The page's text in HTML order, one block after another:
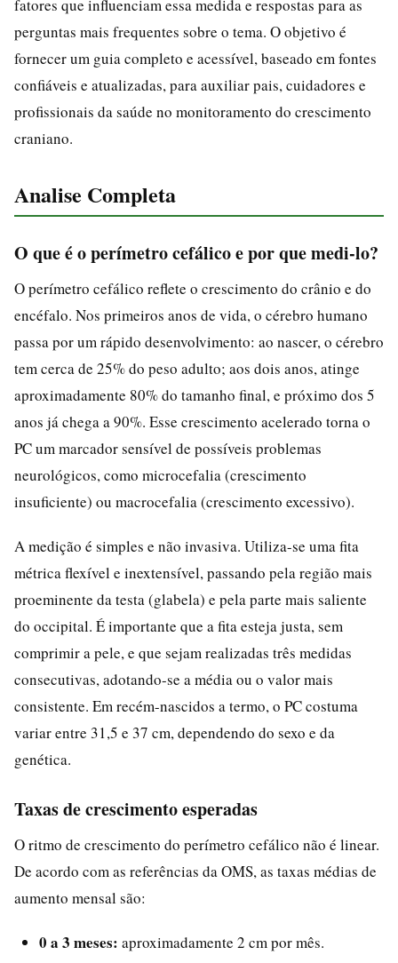
fatores que influenciam essa medida e respostas para as
perguntas mais frequentes sobre o tema. O objetivo é
fornecer um guia completo e acessível, baseado em fontes
confiáveis e atualizadas, para auxiliar pais, cuidadores e
profissionais da saúde no monitoramento do crescimento
craniano.
Analise Completa
O que é o perímetro cefálico e por que medi-lo?
O perímetro cefálico reflete o crescimento do crânio e do
encéfalo. Nos primeiros anos de vida, o cérebro humano
passa por um rápido desenvolvimento: ao nascer, o cérebro
tem cerca de 25% do peso adulto; aos dois anos, atinge
aproximadamente 80% do tamanho final, e próximo dos 5
anos já chega a 90%. Esse crescimento acelerado torna o
PC um marcador sensível de possíveis problemas
neurológicos, como microcefalia (crescimento
insuficiente) ou macrocefalia (crescimento excessivo).
A medição é simples e não invasiva. Utiliza-se uma fita
métrica flexível e inextensível, passando pela região mais
proeminente da testa (glabela) e pela parte mais saliente
do occipital. É importante que a fita esteja justa, sem
comprimir a pele, e que sejam realizadas três medidas
consecutivas, adotando-se a média ou o valor mais
consistente. Em recém-nascidos a termo, o PC costuma
variar entre 31,5 e 37 cm, dependendo do sexo e da
genética.
Taxas de crescimento esperadas
O ritmo de crescimento do perímetro cefálico não é linear.
De acordo com as referências da OMS, as taxas médias de
aumento mensal são:
0 a 3 meses: aproximadamente 2 cm por mês.